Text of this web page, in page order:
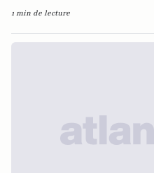
1 min de lecture